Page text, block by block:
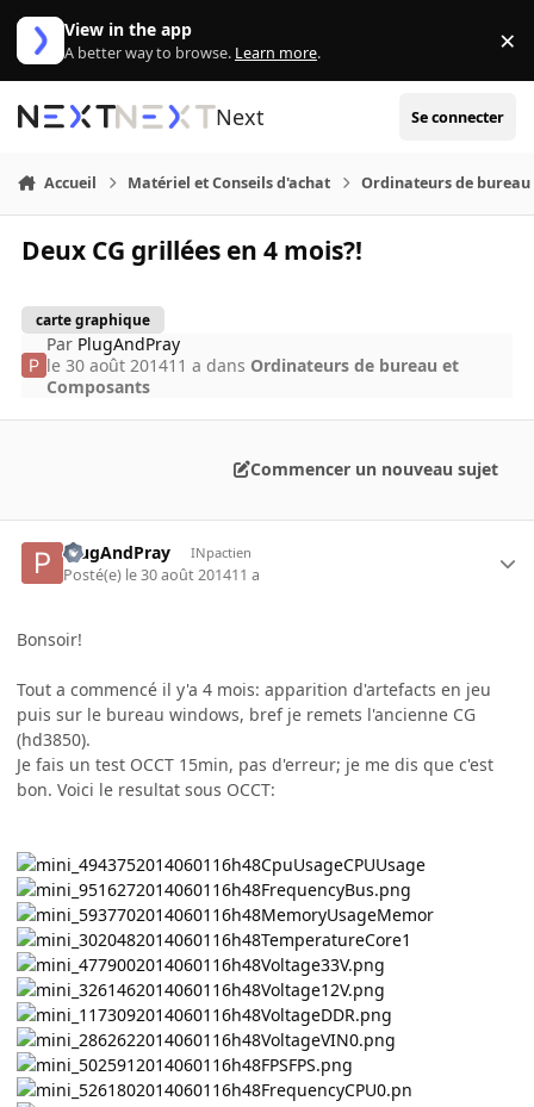
Aller au contenu
View in the app
A better way to browse. Learn more. ×
Next Se connecter
Accueil Matériel et Conseils d'achat Ordinateurs de bureau
Deux CG grillées en 4 mois?!
carte graphique
Par PlugAndPray
le 30 août 201411 a dans Ordinateurs de bureau et
Composants
Commencer un nouveau sujet
PlugAndPray INpactien
Posté(e) le 30 août 201411 a
Bonsoir!
Tout a commencé il y'a 4 mois: apparition d'artefacts en jeu
puis sur le bureau windows, bref je remets l'ancienne CG
(hd3850).
Je fais un test OCCT 15min, pas d'erreur; je me dis que c'est
bon. Voici le resultat sous OCCT: